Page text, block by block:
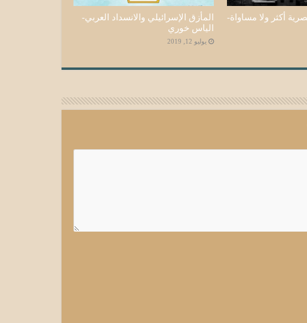
أكثر ولا مساواة-
المأزق الإسرائيلي والانسداد العربي-
الياس خوري
يوليو 12, 2019